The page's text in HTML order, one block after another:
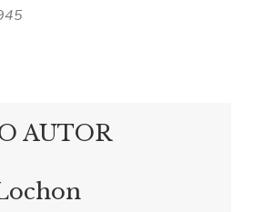
AUTOR